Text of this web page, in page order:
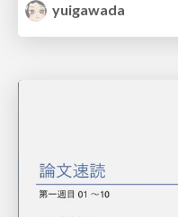
yuigawada